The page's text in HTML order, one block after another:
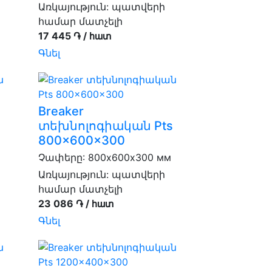
Առկայություն: պատվերի
համար մատչելի
17 445 ֏ / հատ
Գնել
Breaker
տեխնոլոգիական Pts
800x600x300
Չափերը: 800х600х300 мм
Առկայություն: պատվերի
համար մատչելի
23 086 ֏ / հատ
Գնել